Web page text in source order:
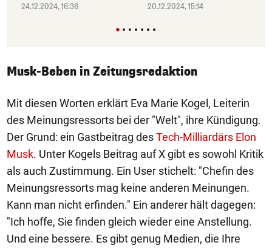
24.12.2024, 16:36 20.12.2024, 15:14
Musk-Beben in Zeitungsredaktion
Mit diesen Worten erklärt Eva Marie Kogel, Leiterin
des Meinungsressorts bei der "Welt", ihre Kündigung.
Der Grund: ein Gastbeitrag desTech-Milliardärs Elon
Musk. Unter Kogels Beitrag auf X gibt es sowohl Kritik
als auch Zustimmung. Ein User stichelt: "Chefin des
Meinungsressorts mag keine anderen Meinungen.
Kann man nicht erfinden." Ein anderer hält dagegen:
"Ich hoffe, Sie finden gleich wieder eine Anstellung.
Und eine bessere. Es gibt genug Medien, die Ihre